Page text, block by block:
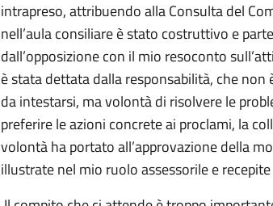
intrapreso, attribuendo alla Consulta del
nell’aula consiliare è stato costruttivo e
dall’opposizione con il mio resoconto
è stata dettata dalla responsabilità, che
da intestarsi, ma volontà di risolvere le
preferire le azioni concrete ai proclami, la
volontà ha portato all’approvazione della
illustrate nel mio ruolo assessorile e